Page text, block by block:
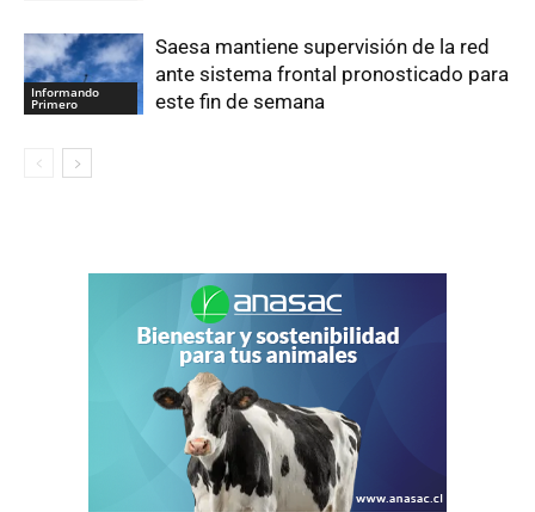
Informando
Primero
Saesa mantiene supervisión de la red
ante sistema frontal pronosticado para
este fin de semana